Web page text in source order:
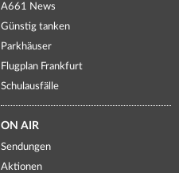
A661 News
Günstig tanken
Parkhäuser
Flugplan Frankfurt
Schulausfälle
ON AIR
Sendungen
Aktionen